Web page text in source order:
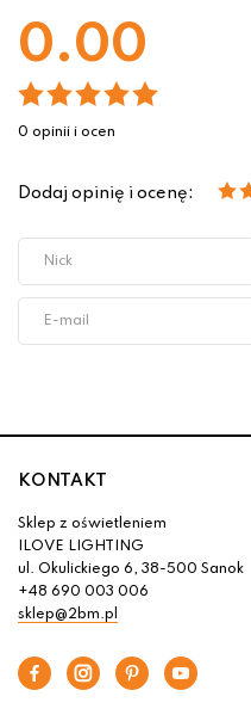
0.00
0 opinii i ocen
Dodaj opinię i ocenę:
KONTAKT
Sklep z oświetleniem
ILOVE LIGHTING
ul. Okulickiego 6, 38-500 Sanok
+48 690 003 006
sklep@2bm.pl